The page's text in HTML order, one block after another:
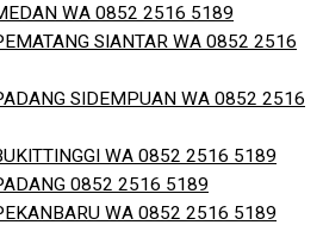
WA 0852 2516 5189
SIANTAR WA 0852 2516
SIDEMPUAN WA 0852 2516
WA 0852 2516 5189
0852 2516 5189
WA 0852 2516 5189